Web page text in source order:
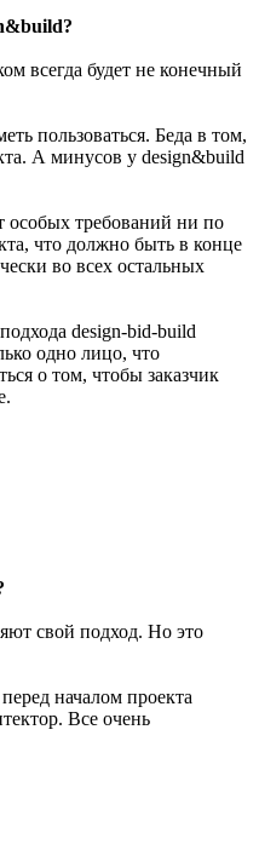
всегда будет не конечный
пользоваться. Беда в том,
А минусов у design&build
особых требований ни по
что должно быть в конце
во всех остальных
design-bid-build
одно лицо, что
о том, чтобы заказчик
свой подход. Но это
началом проекта
Все очень